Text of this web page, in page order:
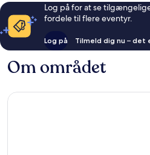
Log på for at se
fordele til flere eventyr.
Log på Tilmeld dig nu – det
Om området